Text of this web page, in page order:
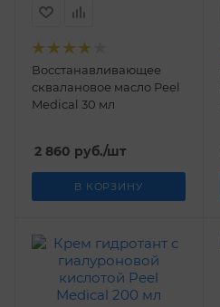
Восстанавливающее
сквалановое масло Peel
Medical 30 мл
2 860 руб./шт
В КОРЗИНУ